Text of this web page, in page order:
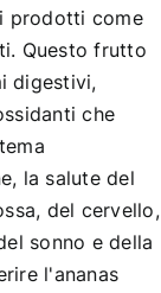
prodotti come
Questo frutto
digestivi,
che
la salute del
del cervello,
sonno e della
l'ananas